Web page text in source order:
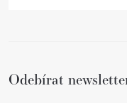
Odebírat